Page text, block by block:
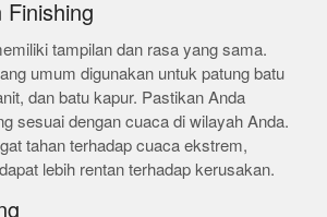
Finishing
tampilan dan rasa yang sama.
umum digunakan untuk patung batu
dan batu kapur. Pastikan Anda
sesuai dengan cuaca di wilayah Anda.
tahan terhadap cuaca ekstrem,
lebih rentan terhadap kerusakan.